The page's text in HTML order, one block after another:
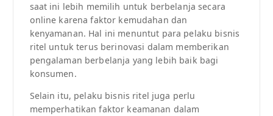
saat ini lebih memilih untuk berbelanja secara
online karena faktor kemudahan dan
kenyamanan. Hal ini menuntut para pelaku bisnis
ritel untuk terus berinovasi dalam memberikan
pengalaman berbelanja yang lebih baik bagi
konsumen.
Selain itu, pelaku bisnis ritel juga perlu
memperhatikan faktor keamanan dalam